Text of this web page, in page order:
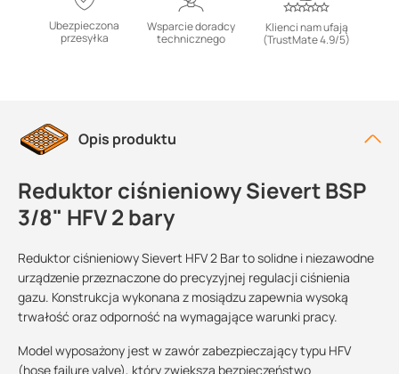
Ubezpieczona
przesyłka
Wsparcie doradcy
technicznego
Klienci nam ufają
(TrustMate 4.9/5)
Opis produktu
Reduktor ciśnieniowy Sievert BSP
3/8" HFV 2 bary
Reduktor ciśnieniowy Sievert HFV 2 Bar to solidne i niezawodne
urządzenie przeznaczone do precyzyjnej regulacji ciśnienia
gazu. Konstrukcja wykonana z mosiądzu zapewnia wysoką
trwałość oraz odporność na wymagające warunki pracy.
Model wyposażony jest w zawór zabezpieczający typu HFV
(hose failure valve), który zwiększa bezpieczeństwo